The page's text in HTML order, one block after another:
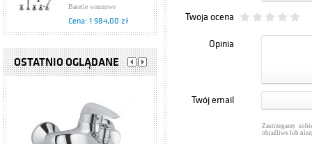
Baterie wannowe
Cena: 1 984,00 zł
Hansgrohe Axor
Citterio 39444000
Baterie wannowe
Hansgrohe Axor
Steel 35454800
Baterie wannowe
OSTATNIO OGLĄDANE
Twoja ocena
Opinia
Twój email
Zastrzegamy
obraźliwe lub